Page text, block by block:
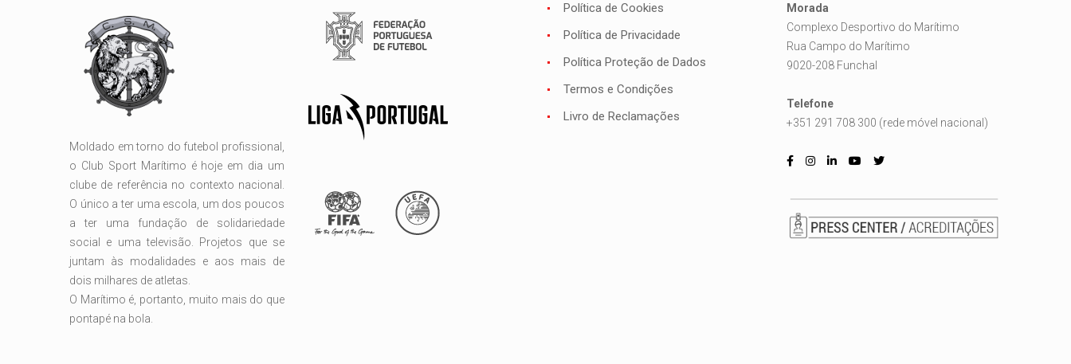
Moldado em torno do futebol profissional,
o Club Sport Marítimo é hoje em dia um
clube de referência no contexto nacional.
O único a ter uma escola, um dos poucos
a ter uma fundação de solidariedade
social e uma televisão. Projetos que se
juntam às modalidades e aos mais de
dois milhares de atletas.
O Marítimo é, portanto, muito mais do que
pontapé na bola.
Política de Cookies
Política de Privacidade
Política Proteção de Dados
Termos e Condições
Livro de Reclamações
Morada
Complexo Desportivo do Marítimo
Rua Campo do Marítimo
9020-208 Funchal
Telefone
+351 291 708 300 (rede móvel nacional)